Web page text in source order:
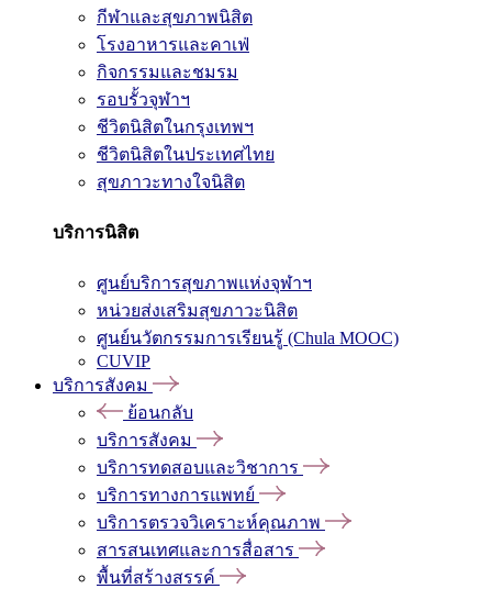
กีฬาและสุขภาพนิสิต
โรงอาหารและคาเฟ่
กิจกรรมและชมรม
รอบรั้วจุฬาฯ
ชีวิตนิสิตในกรุงเทพฯ
ชีวิตนิสิตในประเทศไทย
สุขภาวะทางใจนิสิต
บริการนิสิต
ศูนย์บริการสุขภาพแห่งจุฬาฯ
หน่วยส่งเสริมสุขภาวะนิสิต
ศูนย์นวัตกรรมการเรียนรู้ (Chula MOOC)
CUVIP
บริการสังคม
ย้อนกลับ
บริการสังคม
บริการทดสอบและวิชาการ
บริการทางการแพทย์
บริการตรวจวิเคราะห์คุณภาพ
สารสนเทศและการสื่อสาร
พื้นที่สร้างสรรค์